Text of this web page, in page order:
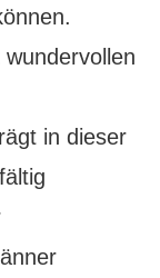
in dieser